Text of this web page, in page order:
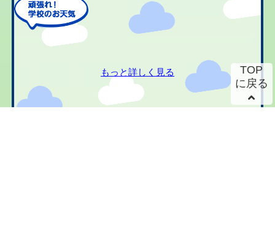
もっと詳しく見る
TOP
に戻る